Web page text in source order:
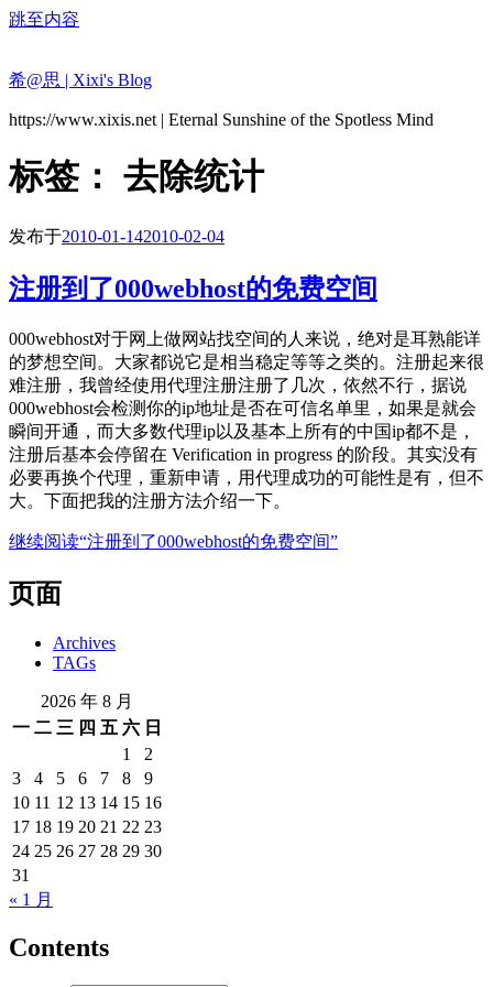
跳至内容
希@思 | Xixi's Blog
https://www.xixis.net | Eternal Sunshine of the Spotless Mind
标签： 去除统计
发布于2010-01-142010-02-04
注册到了000webhost的免费空间
000webhost对于网上做网站找空间的人来说，绝对是耳熟能详
的梦想空间。大家都说它是相当稳定等等之类的。注册起来很
难注册，我曾经使用代理注册注册了几次，依然不行，据说
000webhost会检测你的ip地址是否在可信名单里，如果是就会
瞬间开通，而大多数代理ip以及基本上所有的中国ip都不是，
注册后基本会停留在 Verification in progress 的阶段。其实没有
必要再换个代理，重新申请，用代理成功的可能性是有，但不
大。下面把我的注册方法介绍一下。
继续阅读“注册到了000webhost的免费空间”
页面
Archives
TAGs
2026 年 8 月
一 二 三 四 五 六 日
1
2
3
4 5 6 7 8
9
10 11 12 13 14 15 16
17 18 19 20 21 22 23
24 25 26 27 28 29 30
31
« 1 月
Contents